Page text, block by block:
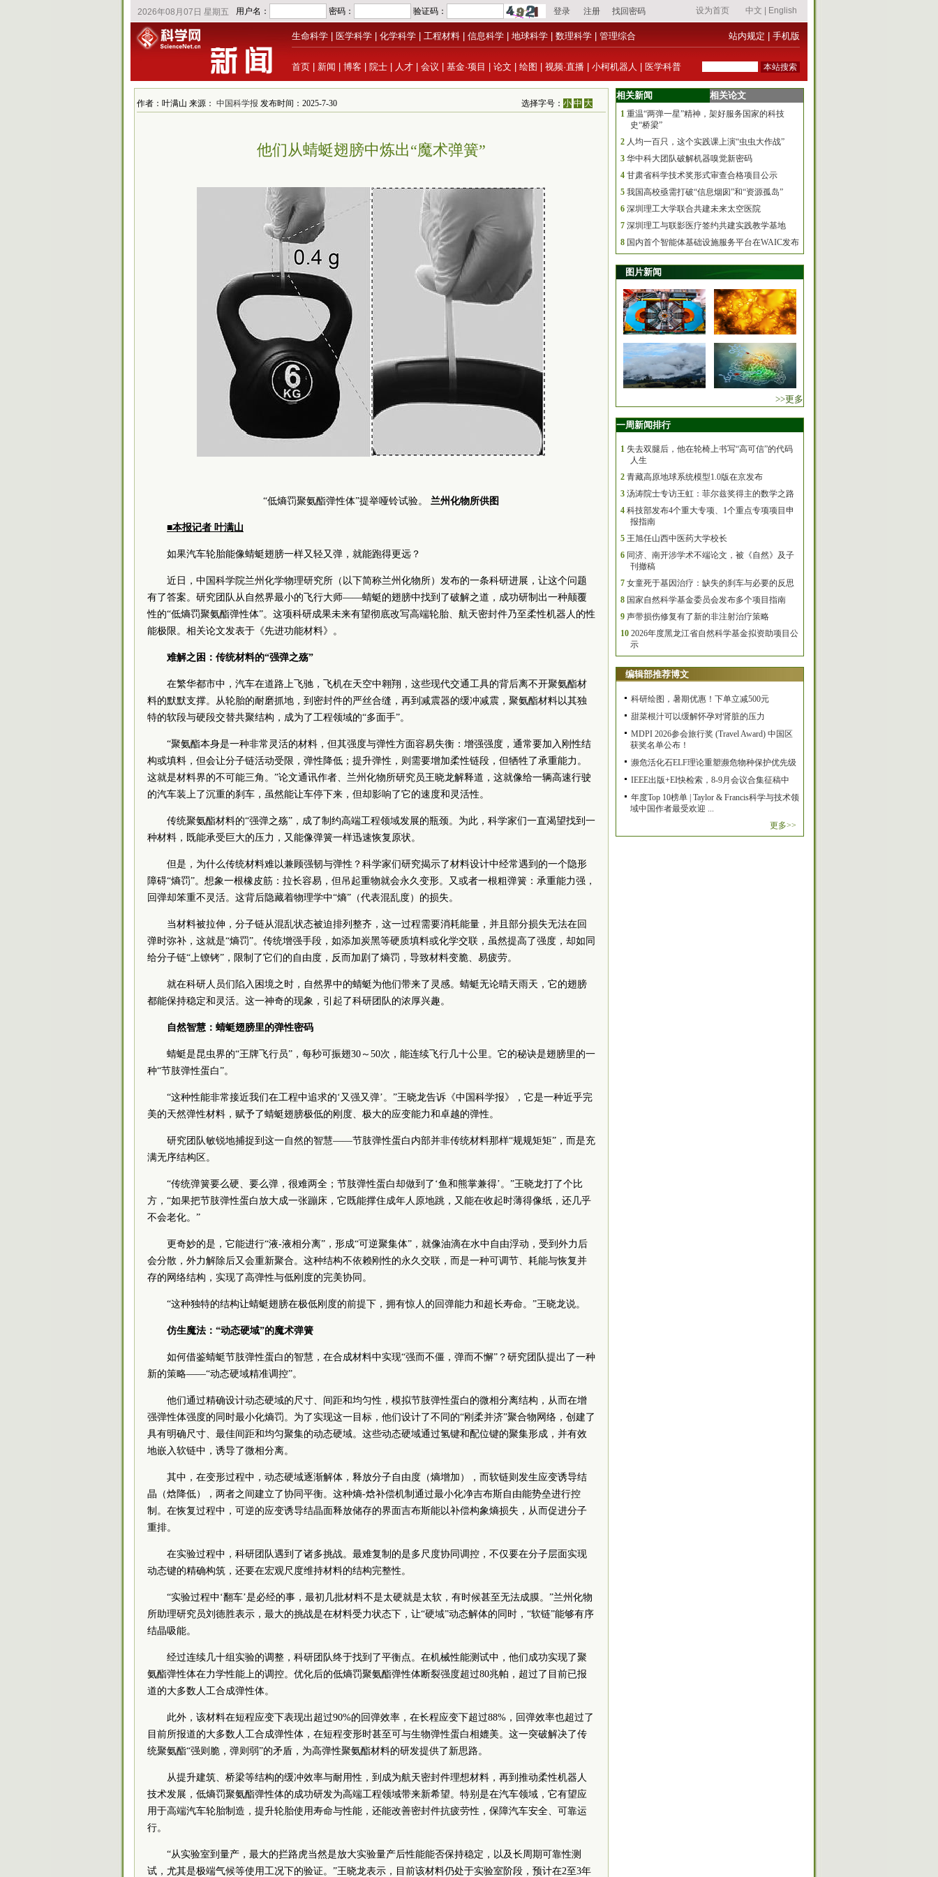
生命科学 医学科学 化学科学 工程材料 信息科学 地球科学 数理科学 管理综合 站内规定 手机版
首页 新闻 博客 院士 人才 会议 基金·项目 论文 绘图 视频·直播 小柯机器人 医学科普
作者：叶满山 来源： 中国科学报 发布时间：2025-7-30 选择字号：小 中 大
他们从蜻蜓翅膀中炼出“魔术弹簧”
“低熵罚聚氨酯弹性体”提举哑铃试验。 兰州化物所供图
■本报记者 叶满山
如果汽车轮胎能像蜻蜓翅膀一样又轻又弹，就能跑得更远？
近日，中国科学院兰州化学物理研究所（以下简称兰州化物所）发布的一条科研进展，让这个问题
有了答案。研究团队从自然界最小的飞行大师——蜻蜓的翅膀中找到了破解之道，成功研制出一种颠覆
性的“低熵罚聚氨酯弹性体”。这项科研成果未来有望彻底改写高端轮胎、航天密封件乃至柔性机器人的性
能极限。相关论文发表于《先进功能材料》。
难解之困：传统材料的“强弹之殇”
在繁华都市中，汽车在道路上飞驰，飞机在天空中翱翔，这些现代交通工具的背后离不开聚氨酯材
料的默默支撑。从轮胎的耐磨抓地，到密封件的严丝合缝，再到减震器的缓冲减震，聚氨酯材料以其独
特的软段与硬段交替共聚结构，成为了工程领域的“多面手”。
“聚氨酯本身是一种非常灵活的材料，但其强度与弹性方面容易失衡：增强强度，通常要加入刚性结
构或填料，但会让分子链活动受限，弹性降低；提升弹性，则需要增加柔性链段，但牺牲了承重能力。
这就是材料界的不可能三角。”论文通讯作者、兰州化物所研究员王晓龙解释道，这就像给一辆高速行驶
的汽车装上了沉重的刹车，虽然能让车停下来，但却影响了它的速度和灵活性。
传统聚氨酯材料的“强弹之殇”，成了制约高端工程领域发展的瓶颈。为此，科学家们一直渴望找到一
种材料，既能承受巨大的压力，又能像弹簧一样迅速恢复原状。
但是，为什么传统材料难以兼顾强韧与弹性？科学家们研究揭示了材料设计中经常遇到的一个隐形
障碍“熵罚”。想象一根橡皮筋：拉长容易，但吊起重物就会永久变形。又或者一根粗弹簧：承重能力强，
回弹却笨重不灵活。这背后隐藏着物理学中“熵”（代表混乱度）的损失。
当材料被拉伸，分子链从混乱状态被迫排列整齐，这一过程需要消耗能量，并且部分损失无法在回
弹时弥补，这就是“熵罚”。传统增强手段，如添加炭黑等硬质填料或化学交联，虽然提高了强度，却如同
给分子链“上镣铐”，限制了它们的自由度，反而加剧了熵罚，导致材料变脆、易疲劳。
就在科研人员们陷入困境之时，自然界中的蜻蜓为他们带来了灵感。蜻蜓无论晴天雨天，它的翅膀
都能保持稳定和灵活。这一神奇的现象，引起了科研团队的浓厚兴趣。
自然智慧：蜻蜓翅膀里的弹性密码
蜻蜓是昆虫界的“王牌飞行员”，每秒可振翅30～50次，能连续飞行几十公里。它的秘诀是翅膀里的一
种“节肢弹性蛋白”。
“这种性能非常接近我们在工程中追求的‘又强又弹’。”王晓龙告诉《中国科学报》，它是一种近乎完
美的天然弹性材料，赋予了蜻蜓翅膀极低的刚度、极大的应变能力和卓越的弹性。
研究团队敏锐地捕捉到这一自然的智慧——节肢弹性蛋白内部并非传统材料那样“规规矩矩”，而是充
满无序结构区。
“传统弹簧要么硬、要么弹，很难两全；节肢弹性蛋白却做到了‘鱼和熊掌兼得’。”王晓龙打了个比
方，“如果把节肢弹性蛋白放大成一张蹦床，它既能撑住成年人原地跳，又能在收起时薄得像纸，还几乎
不会老化。”
更奇妙的是，它能进行“液-液相分离”，形成“可逆聚集体”，就像油滴在水中自由浮动，受到外力后
会分散，外力解除后又会重新聚合。这种结构不依赖刚性的永久交联，而是一种可调节、耗能与恢复并
存的网络结构，实现了高弹性与低刚度的完美协同。
“这种独特的结构让蜻蜓翅膀在极低刚度的前提下，拥有惊人的回弹能力和超长寿命。”王晓龙说。
仿生魔法： “动态硬域”的魔术弹簧
如何借鉴蜻蜓节肢弹性蛋白的智慧，在合成材料中实现“强而不僵，弹而不懈”？研究团队提出了一种
新的策略——“动态硬域精准调控”。
他们通过精确设计动态硬域的尺寸、间距和均匀性，模拟节肢弹性蛋白的微相分离结构，从而在增
强弹性体强度的同时最小化熵罚。为了实现这一目标，他们设计了不同的“刚柔并济”聚合物网络，创建了
具有明确尺寸、最佳间距和均匀聚集的动态硬域。这些动态硬域通过氢键和配位键的聚集形成，并有效
地嵌入软链中，诱导了微相分离。
其中，在变形过程中，动态硬域逐渐解体，释放分子自由度（熵增加），而软链则发生应变诱导结
晶（焓降低），两者之间建立了协同平衡。这种熵-焓补偿机制通过最小化净吉布斯自由能势垒进行控
制。在恢复过程中，可逆的应变诱导结晶面释放储存的界面吉布斯能以补偿构象熵损失，从而促进分子
重排。
在实验过程中，科研团队遇到了诸多挑战。最难复制的是多尺度协同调控，不仅要在分子层面实现
动态键的精确构筑，还要在宏观尺度维持材料的结构完整性。
“实验过程中‘翻车’是必经的事，最初几批材料不是太硬就是太软，有时候甚至无法成膜。”兰州化物
所助理研究员刘德胜表示，最大的挑战是在材料受力状态下，让“硬域”动态解体的同时，“软链”能够有序
结晶吸能。
经过连续几十组实验的调整，科研团队终于找到了平衡点。在机械性能测试中，他们成功实现了聚
氨酯弹性体在力学性能上的调控。优化后的低熵罚聚氨酯弹性体断裂强度超过80兆帕，超过了目前已报
道的大多数人工合成弹性体。
此外，该材料在短程应变下表现出超过90%的回弹效率，在长程应变下超过88%，回弹效率也超过了
目前所报道的大多数人工合成弹性体，在短程变形时甚至可与生物弹性蛋白相媲美。这一突破解决了传
统聚氨酯“强则脆，弹则弱”的矛盾，为高弹性聚氨酯材料的研发提供了新思路。
从提升建筑、桥梁等结构的缓冲效率与耐用性，到成为航天密封件理想材料，再到推动柔性机器人
技术发展，低熵罚聚氨酯弹性体的成功研发为高端工程领域带来新希望。特别是在汽车领域，它有望应
用于高端汽车轮胎制造，提升轮胎使用寿命与性能，还能改善密封件抗疲劳性，保障汽车安全、可靠运
行。
“从实验室到量产，最大的拦路虎当然是放大实验量产后性能能否保持稳定，以及长周期可靠性测
试，尤其是极端气候等使用工况下的验证。”王晓龙表示，目前该材料仍处于实验室阶段，预计在2至3年
相关新闻 相关论文
1 重温“两弹一星”精神，架好服务国家的科技
史“桥梁”
2 人均一百只，这个实践课上演“虫虫大作战”
3 华中科大团队破解机器嗅觉新密码
4 甘肃省科学技术奖形式审查合格项目公示
5 我国高校亟需打破“信息烟囱”和“资源孤岛”
6 深圳理工大学联合共建未来太空医院
7 深圳理工与联影医疗签约共建实践教学基地
8 国内首个智能体基础设施服务平台在WAIC发布
图片新闻
>>更多
一周新闻排行
1 失去双腿后，他在轮椅上书写“高可信”的代码
人生
2 青藏高原地球系统模型1.0版在京发布
3 汤涛院士专访王虹：菲尔兹奖得主的数学之路
4 科技部发布4个重大专项、1个重点专项项目申
报指南
5 王旭任山西中医药大学校长
6 同济、南开涉学术不端论文，被《自然》及子
刊撤稿
7 女童死于基因治疗：缺失的刹车与必要的反思
8 国家自然科学基金委员会发布多个项目指南
9 声带损伤修复有了新的非注射治疗策略
10 2026年度黑龙江省自然科学基金拟资助项目公
示
编辑部推荐博文
科研绘图，暑期优惠！下单立减500元
甜菜根汁可以缓解怀孕对肾脏的压力
MDPI 2026参会旅行奖 (Travel Award) 中国区
获奖名单公布！
濒危活化石ELF理论重塑濒危物种保护优先级
IEEE出版+EI快检索，8-9月会议合集征稿中
年度Top 10榜单 | Taylor & Francis科学与技术领
域中国作者最受欢迎 ...
更多>>